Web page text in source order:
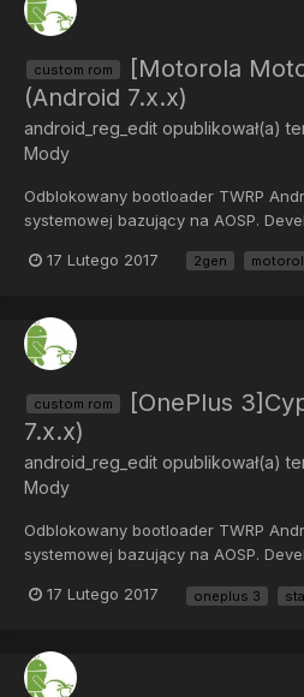
custom rom
[Motorola
(Android 7.x.x)
android_reg_edit opublikował(a)
Mody
Odblokowany bootloader TWRP
systemowej bazujący na AOSP.
tworzyć kopie zapasowe. Ze
17 Lutego 2017 2gen
custom rom
[OnePlus
7.x.x)
android_reg_edit opublikował(a)
Mody
Odblokowany bootloader TWRP
systemowej bazujący na AOSP.
tworzyć kopie zapasowe. Ze
17 Lutego 2017 oneplus 3